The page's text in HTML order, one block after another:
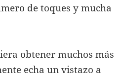
de toques y mucha
obtener muchos más
echa un vistazo a